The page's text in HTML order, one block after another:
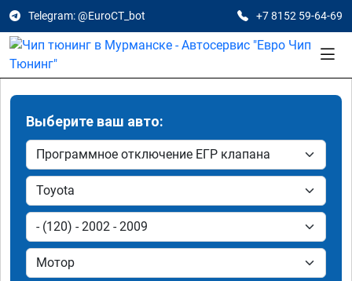
Telegram: @EuroCT_bot +7 8152 59-64-69
Выберите ваш авто: